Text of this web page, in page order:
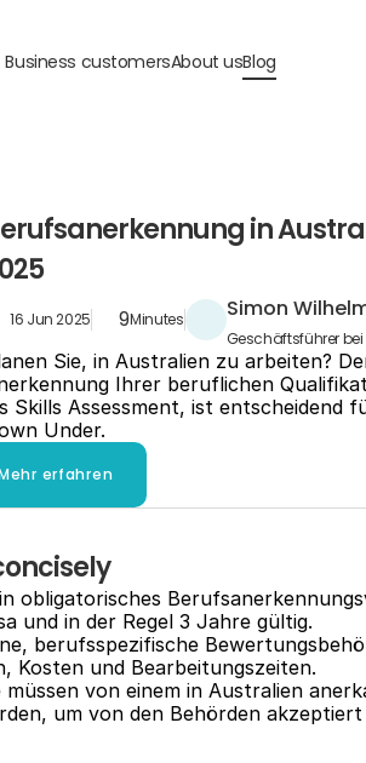
Business customersAbout usBlog
in
16 Jun 2025 9Minutes Simon
Geschäftsführer
Sie, in Australien zu arbeiten?
Ihrer beruflichen
Skills Assessment, ist entscheidend
Under.
erfahren
obligatorisches
und in der Regel 3 Jahre gültig.
berufsspezifische
Kosten und Bearbeitungszeiten.
von einem in Australien
um von den Behörden